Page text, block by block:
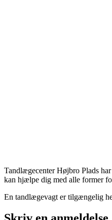
Tandlægecenter Højbro Plads
kan hjælpe dig med alle former
En tandlægevagt er tilgængelig